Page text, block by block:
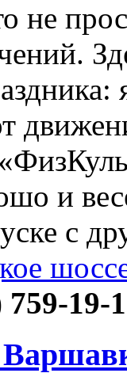
не
и
с
759-19-